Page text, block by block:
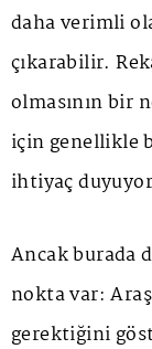
daha verimli
çıkarabilir.
olmasının bir
için genellikle
ihtiyaç
Ancak burada
nokta var:
gerektiğini